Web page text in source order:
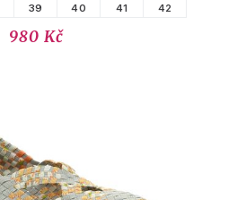
39 40 41 42
980 Kč